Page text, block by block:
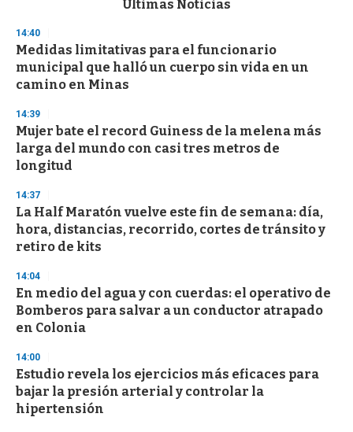
d
s
o
f
3
s
e
c
o
n
s
Últimas Noticias
14:40
Medidas limitativas para el funcionario
municipal que halló un cuerpo sin vida en un
camino en Minas
14:39
Mujer bate el record Guiness de la melena más
larga del mundo con casi tres metros de
longitud
14:37
La Half Maratón vuelve este fin de semana: día,
hora, distancias, recorrido, cortes de tránsito y
retiro de kits
14:04
En medio del agua y con cuerdas: el operativo de
Bomberos para salvar a un conductor atrapado
en Colonia
14:00
Estudio revela los ejercicios más eficaces para
bajar la presión arterial y controlar la
hipertensión